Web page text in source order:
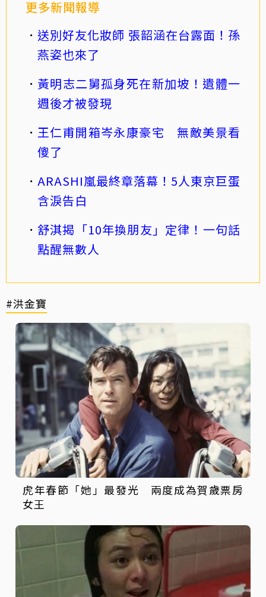
更多新聞報導
送別好友化妝師 張韶涵在台露面！孫
燕姿也來了
黃明志二舅孤身死在新加坡！遺體一
週後才被發現
王仁甫開箱岑永康豪宅 無敵美景看
傻了
ARASHI嵐最終章落幕！5人東京巨蛋
含淚告白
舒淇揭「10年換朋友」定律！一句話
點醒無數人
#洪金寶
虎年春節「她」最發光 兩度成為賀歲票房
女王